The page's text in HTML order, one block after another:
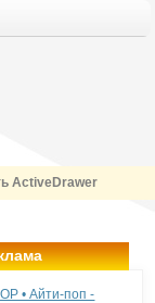
ActiveDrawer
• Айти-поп -